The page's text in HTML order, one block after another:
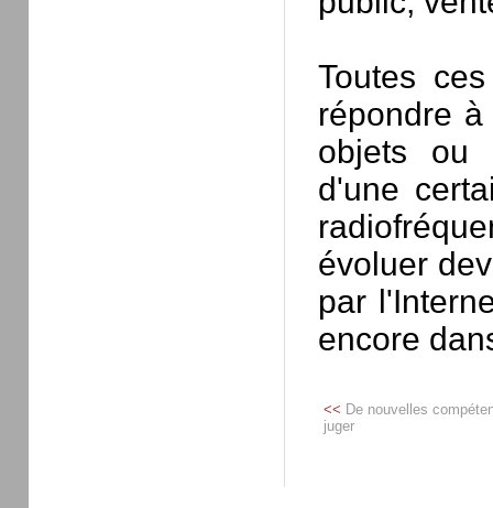
Toutes
répondre
objets ou
d'une
évoluer
par
encore
<< De nouvelles
juger